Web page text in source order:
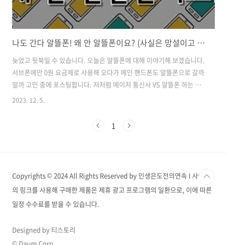
나도 간다 알뜰폰! 왜 안 알뜰폰이요? (사실은 망설이고 있음)
늦었고 뒷북일 수 있습니다. 오늘은 알뜰폰에 대해 이야기해 보겠습니다.
서브폰에만 0원 요금제로 사용해 오다가 메인 핸드폰도 알뜰폰으로 갈까
말까 고민 중에 포스팅합니다. 저처럼 메이저 통신사 VS 알뜰폰 하는 분
들에게 작은 도움이 되길 바라며 시작해 보겠습니다. 나는 왜 알뜰폰으로
워지는 날이요. 20년 넘게 별생각 없이 통신비를 지불하고 살았는데, 어
2023. 12. 5.
1
Copyrights © 2024 All Rights Reserved by 인생은도전의연속 I 사이트
의 링크를 사용해 구매한 제품은 제휴 광고 프로그램의 일환으로, 이에 따른
일정 수수료를 받을 수 있습니다.
Designed by 티스토리